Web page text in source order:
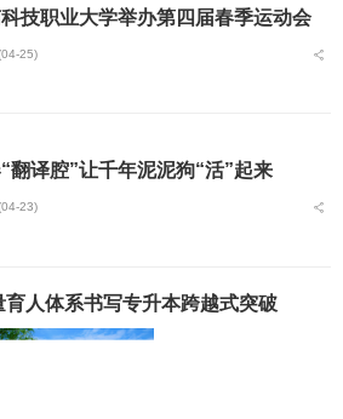
技职业大学举办第四届春季运动会
25)
翻译腔”让千年泥泥狗“活”起来
23)
人体系书写专升本跨越式突破